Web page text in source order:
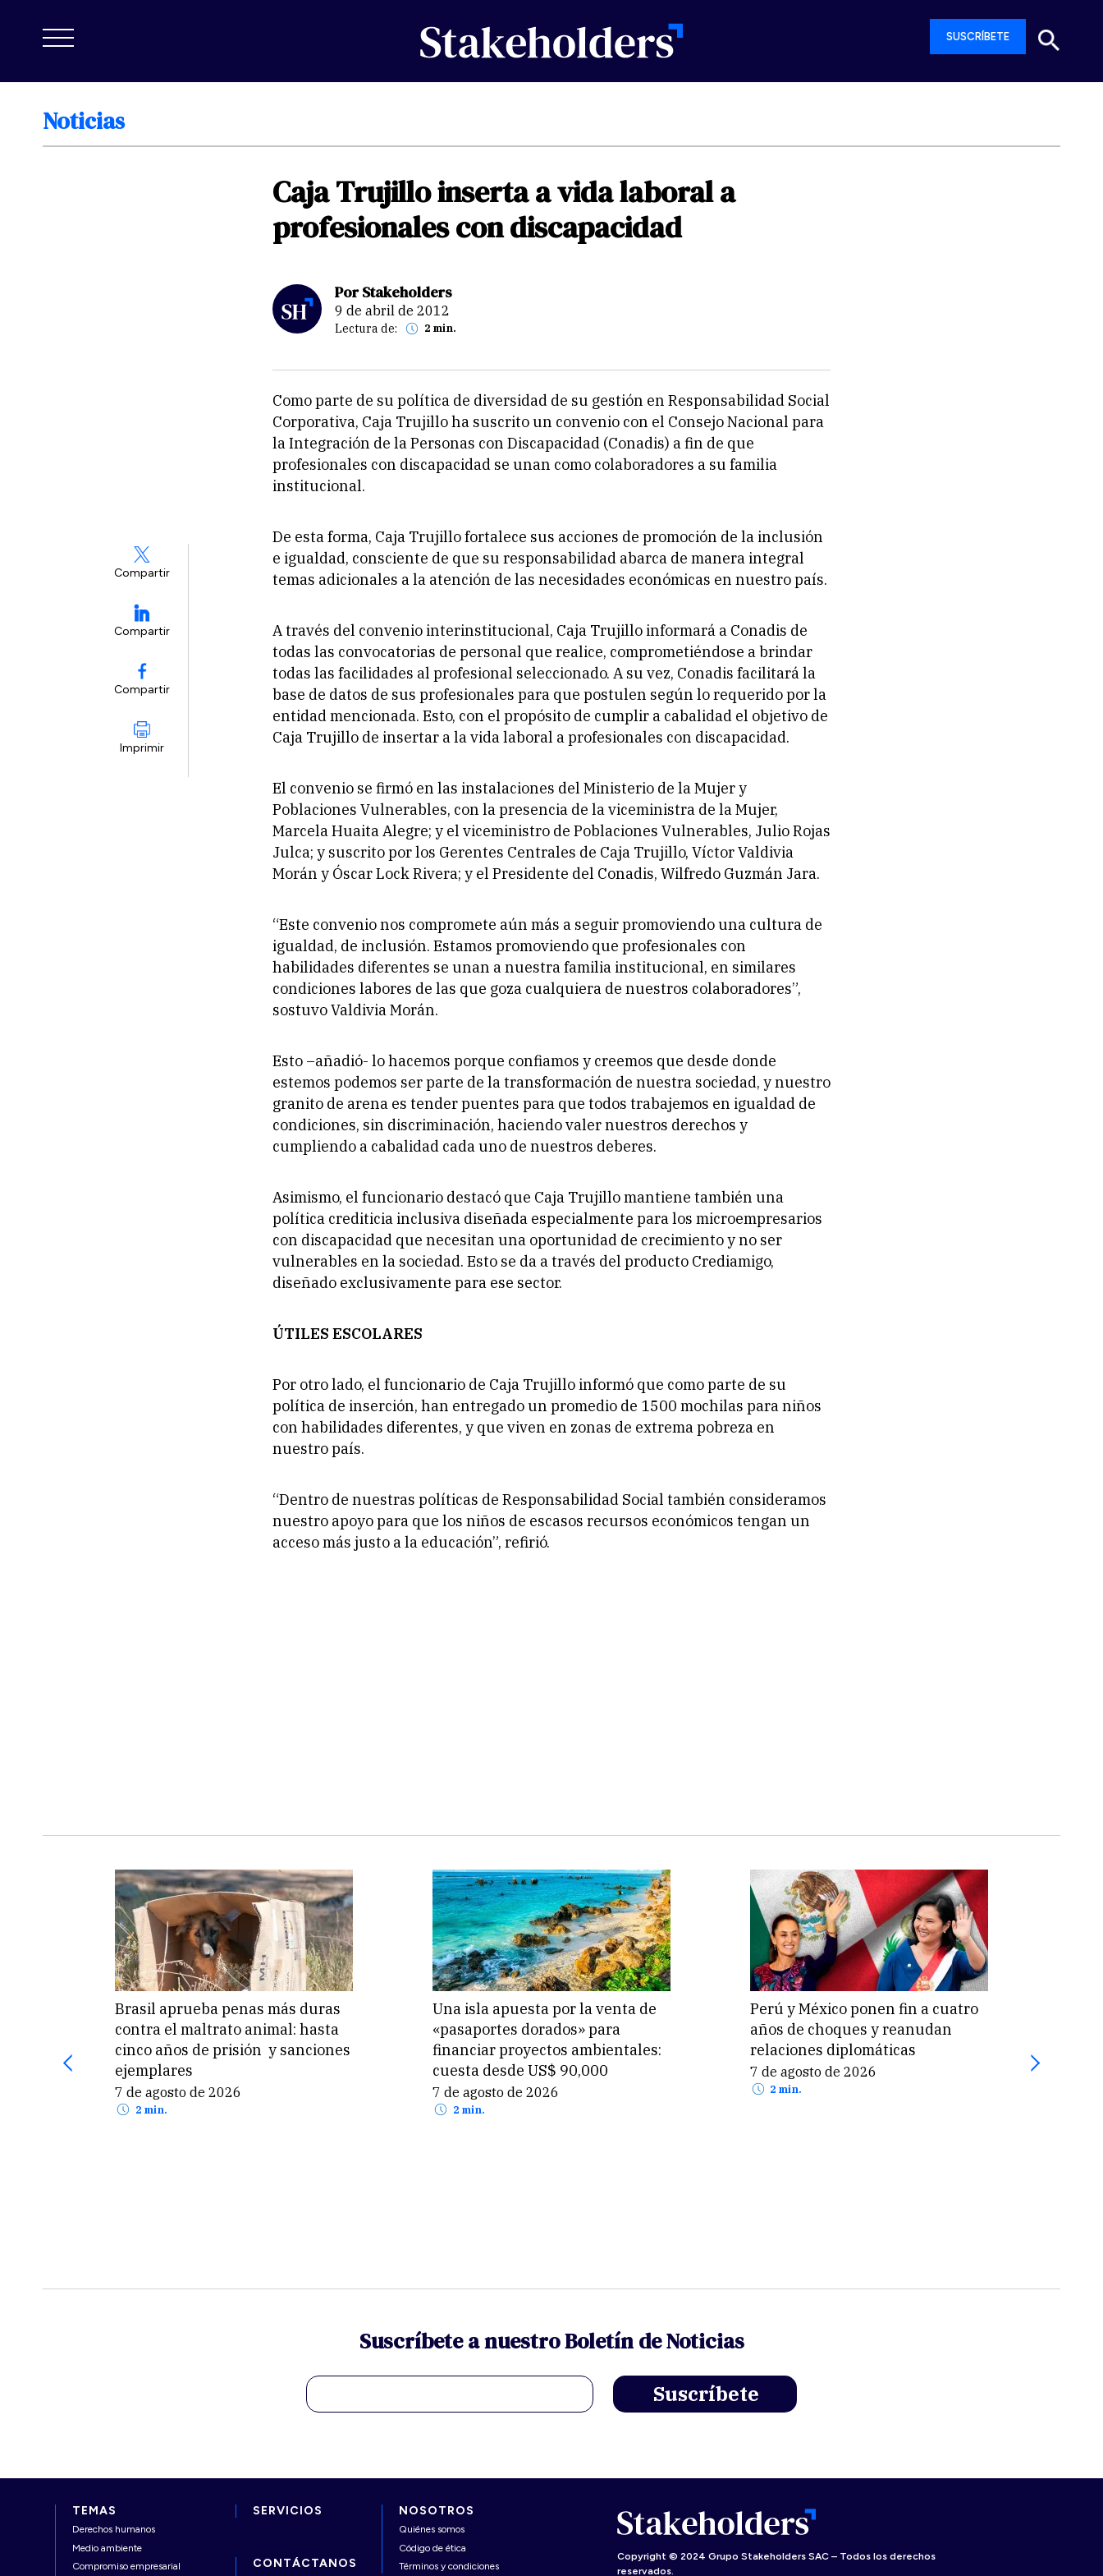
SUSCRÍBETE
Noticias
Compartir
Compartir
Compartir
Imprimir
CajaTrujilloinsertaavidalaborala
profesionalescondiscapacidad
Por Stakeholders
9 de abril de 2012
Lectura de: 2 min.
Como parte de su política de diversidad de su gestión en Responsabilidad Social
Corporativa, Caja Trujillo ha suscrito un convenio con el Consejo Nacional para
la Integración de la Personas con Discapacidad (Conadis) a fin de que
profesionales con discapacidad se unan como colaboradores a su familia
institucional.
De esta forma, Caja Trujillo fortalece sus acciones de promoción de la inclusión
e igualdad, consciente de que su responsabilidad abarca de manera integral
temas adicionales a la atención de las necesidades económicas en nuestro país.
A través del convenio interinstitucional, Caja Trujillo informará a Conadis de
todas las convocatorias de personal que realice, comprometiéndose a brindar
todas las facilidades al profesional seleccionado. A su vez, Conadis facilitará la
base de datos de sus profesionales para que postulen según lo requerido por la
entidad mencionada. Esto, con el propósito de cumplir a cabalidad el objetivo de
Caja Trujillo de insertar a la vida laboral a profesionales con discapacidad.
El convenio se firmó en las instalaciones del Ministerio de la Mujer y
Poblaciones Vulnerables, con la presencia de la viceministra de la Mujer,
Marcela Huaita Alegre; y el viceministro de Poblaciones Vulnerables, Julio Rojas
Julca; y suscrito por los Gerentes Centrales de Caja Trujillo, Víctor Valdivia
Morán y Óscar Lock Rivera; y el Presidente del Conadis, Wilfredo Guzmán Jara.
“Este convenio nos compromete aún más a seguir promoviendo una cultura de
igualdad, de inclusión. Estamos promoviendo que profesionales con
habilidades diferentes se unan a nuestra familia institucional, en similares
condiciones labores de las que goza cualquiera de nuestros colaboradores”,
sostuvo Valdivia Morán.
Esto –añadió- lo hacemos porque confiamos y creemos que desde donde
estemos podemos ser parte de la transformación de nuestra sociedad, y nuestro
granito de arena es tender puentes para que todos trabajemos en igualdad de
condiciones, sin discriminación, haciendo valer nuestros derechos y
cumpliendo a cabalidad cada uno de nuestros deberes.
Asimismo, el funcionario destacó que Caja Trujillo mantiene también una
política crediticia inclusiva diseñada especialmente para los microempresarios
con discapacidad que necesitan una oportunidad de crecimiento y no ser
vulnerables en la sociedad. Esto se da a través del producto Crediamigo,
diseñado exclusivamente para ese sector.
ÚTILES ESCOLARES
Por otro lado, el funcionario de Caja Trujillo informó que como parte de su
política de inserción, han entregado un promedio de 1500 mochilas para niños
con habilidades diferentes, y que viven en zonas de extrema pobreza en
nuestro país.
“Dentro de nuestras políticas de Responsabilidad Social también consideramos
nuestro apoyo para que los niños de escasos recursos económicos tengan un
acceso más justo a la educación”, refirió.
Brasil aprueba penas más duras
contra el maltrato animal: hasta
cinco años de prisión y sanciones
ejemplares
7 de agosto de 2026
2 min.
Una isla apuesta por la venta de
«pasaportes dorados» para
financiar proyectos ambientales:
cuesta desde US$ 90,000
7 de agosto de 2026
2 min.
Perú y México ponen fin a cuatro
años de choques y reanudan
relaciones diplomáticas
7 de agosto de 2026
2 min.
Suscríbete a nuestro Boletín de Noticias
TEMAS
Derechos humanos
Medio ambiente
Compromiso empresarial
SERVICIOS
CONTÁCTANOS
NOSOTROS
Quiénes somos
Código de ética
Términos y condiciones
Copyright © 2024 Grupo Stakeholders SAC – Todos los derechos
reservados.